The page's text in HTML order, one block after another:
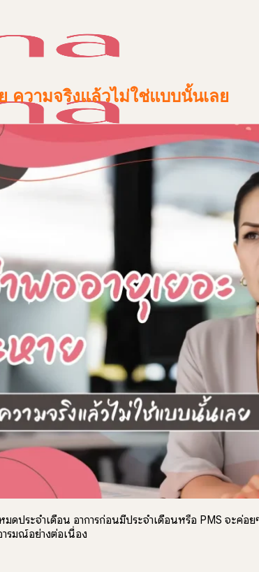
ความจริงแล้วไม่ใช่แบบนั้นเลย
ดประจำเดือน อาการก่อนมีประจำเดือนหรือ PMS จะค่อ
รมณ์อย่างต่อเนื่อง